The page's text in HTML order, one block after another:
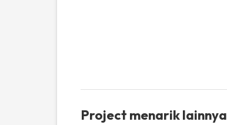
Project menarik lainnya